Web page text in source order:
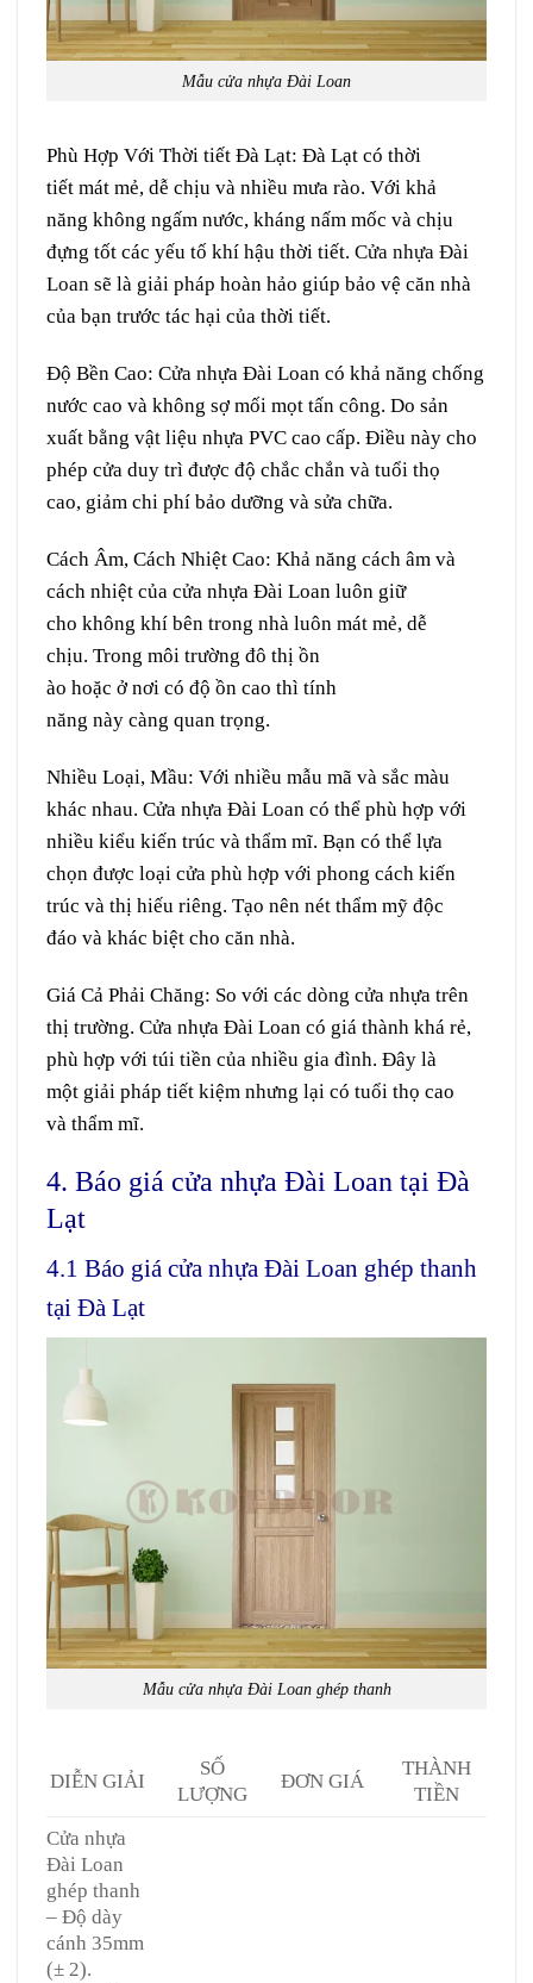
Mẫu cửa nhựa Đài Loan
Phù Hợp Với Thời tiết Đà Lạt: Đà Lạt có thời
tiết mát mẻ, dễ chịu và nhiều mưa rào. Với khả
năng không ngấm nước, kháng nấm mốc và chịu
đựng tốt các yếu tố khí hậu thời tiết. Cửa nhựa Đài
Loan sẽ là giải pháp hoàn hảo giúp bảo vệ căn nhà
của bạn trước tác hại của thời tiết.
Độ Bền Cao: Cửa nhựa Đài Loan có khả năng chống
nước cao và không sợmối mọt tấn công. Do sản
xuất bằng vật liệu nhựa PVC cao cấp. Điều này cho
phép cửa duy trì được độ chắc chắn và tuổi thọ
cao, giảm chi phí bảo dưỡng và sửa chữa.
Cách Âm, Cách Nhiệt Cao: Khả năng cách âm và
cách nhiệt của cửa nhựa Đài Loan luôn giữ
cho không khí bên trong nhà luôn mát mẻ, dễ
chịu. Trong môi trường đô thị ồn
ào hoặc ở nơi có độ ồn cao thì tính
năng này càng quan trọng.
Nhiều Loại, Mầu: Với nhiều mẫu mã và sắc màu
khác nhau. Cửa nhựa Đài Loan có thể phù hợp với
nhiều kiểu kiến trúc và thẩm mĩ. Bạn có thể lựa
chọn được loại cửa phù hợp với phong cách kiến
trúc và thị hiếu riêng. Tạo nên nét thẩm mỹ độc
đáo và khác biệt cho căn nhà.
Giá Cả Phải Chăng: So với các dòng cửa nhựa trên
thị trường. Cửa nhựa Đài Loan có giá thành khá rẻ,
phù hợp với túi tiền của nhiều gia đình. Đây là
một giải pháp tiết kiệm nhưng lại có tuổi thọ cao
và thẩm mĩ.
4. Báo giá cửa nhựa Đài Loan tại Đà
Lạt
4.1 Báo giá cửa nhựa Đài Loan ghép thanh
tại Đà Lạt
Mẫu cửa nhựa Đài Loan ghép thanh
DIỄN GIẢI
SỐ
LƯỢNG
ĐƠN GIÁ
THÀNH
TIỀN
Cửa nhựa
Đài Loan
ghép thanh
– Độ dày
cánh 35mm
(± 2).